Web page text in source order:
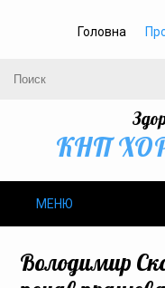
Головна
КНП
МЕНЮ
Володимир